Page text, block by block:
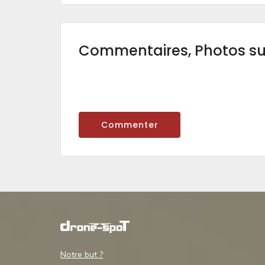
Commentaires, Photos
Commenter
Notre but ?